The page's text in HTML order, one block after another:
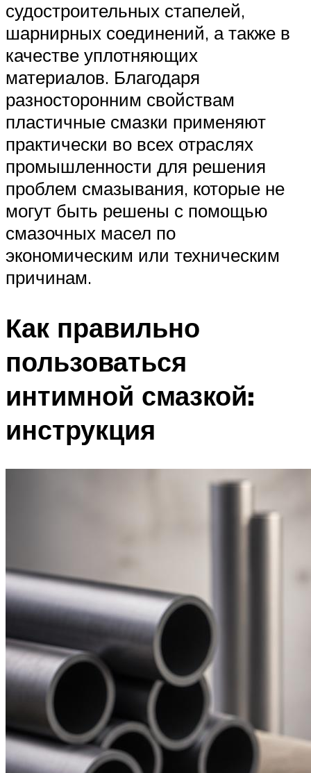
судостроительных стапелей,
шарнирных соединений, а также в
качестве уплотняющих
материалов. Благодаря
разносторонним свойствам
пластичные смазки применяют
практически во всех отраслях
промышленности для решения
проблем смазывания, которые не
могут быть решены с помощью
смазочных масел по
экономическим или техническим
причинам.
Как правильно
пользоваться
интимной смазкой:
инструкция